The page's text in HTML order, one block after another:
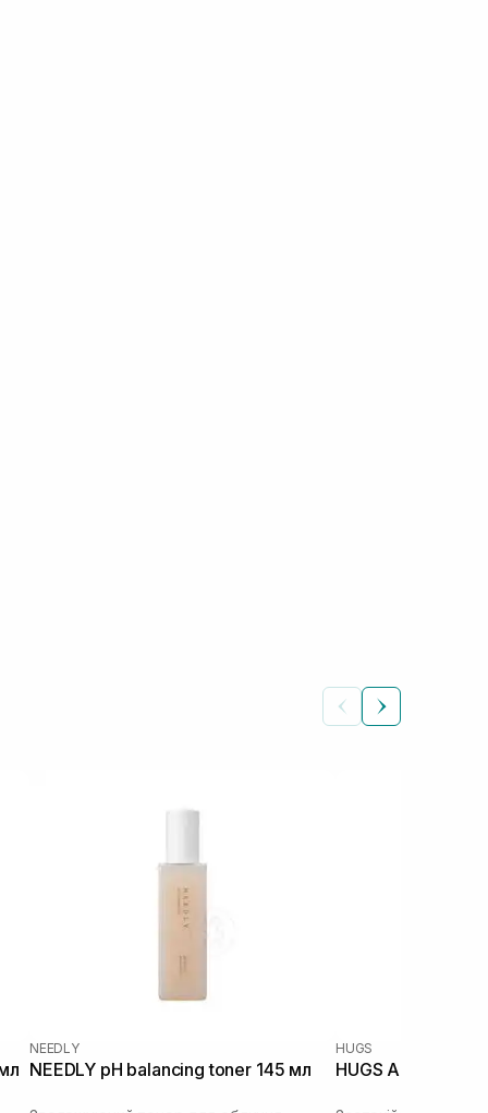
NEEDLY
NEEDLY pH balancing toner 145 мл
HUGS
HUGS Annona